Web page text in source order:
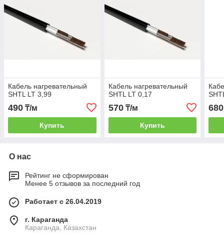
Кабель нагревательный
SHTL LT 3,99
490 ₸/м
Купить
Кабель нагревательный
SHTL LT 0,17
570₸/м
Купить
680
О нас
Рейтинг не сформирован
Менее 5 отзывов за последний год
Работает с 26.04.2019
г. Караганда
Караганда, Казахстан